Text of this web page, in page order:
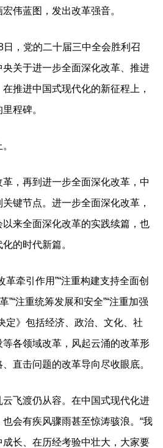
蓝图，发出改革强音。
，党的二十届三中全会胜利召
关于进一步全面深化改革、推进
推进中国式现代化的新征程上，
程碑。
再到进一步全面深化改革，中
键节点。进一步全面深化改革，
来全面深化改革的实践续篇，也
的时代新篇。
牵引作用”“注重构建支持全面创
”“注重统筹发展和安全”“注重加强
》包括经济、政治、文化、社
各领域改革，风起云涌的改革形
直击问题的改革导向尽收眼底。
飞渡仍从容。在中国式现代化进
会有疾风骤雨甚至惊涛骇浪。“我
长、在历经考验中壮大，大家要